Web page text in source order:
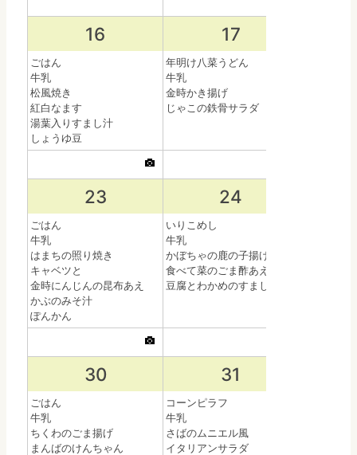
16
ごはん
牛乳
松風焼き
紅白なます
湯葉入りすまし汁
しょうゆ豆
17
年明け八菜うどん
牛乳
金時かき揚げ
じゃこの鉄骨サラダ
23
ごはん
牛乳
はまちの照り焼き
キャベツと
金時にんじんの昆布あえ
かぶのみそ汁
ぽんかん
24
いりこめし
牛乳
かぼちゃの鹿の子揚げ
食べて菜のごま酢あえ
豆腐とわかめのすまし汁
30
ごはん
牛乳
ちくわのごま揚げ
まんばのけんちゃん
31
コーンピラフ
牛乳
さばのムニエル風
イタリアンサラダ